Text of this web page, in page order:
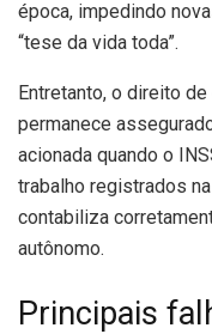
época, impedindo
“tese da vida toda”.
Entretanto, o direito
permanece
acionada quando o
trabalho registrados
contabiliza
autônomo.
Principais